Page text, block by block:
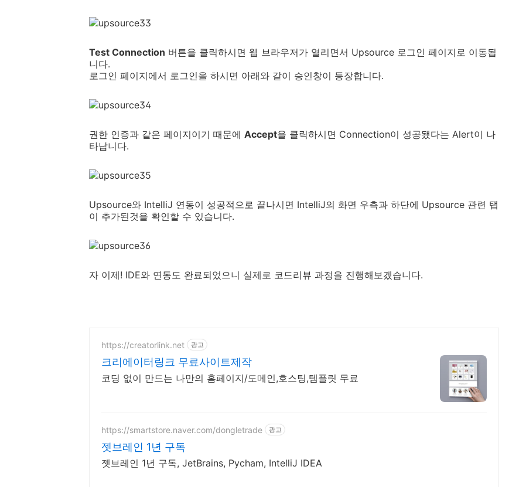
Test Connection 버튼을 클릭하시면 웹 브라우저가 열리면서 Upsource 로그인 페이지로 이동됩
니다.
로그인 페이지에서 로그인을 하시면 아래와 같이 승인창이 등장합니다.
권한 인증과 같은 페이지이기 때문에 Accept을 클릭하시면 Connection이 성공됐다는 Alert이 나
타납니다.
Upsource와 IntelliJ 연동이 성공적으로 끝나시면 IntelliJ의 화면 우측과 하단에 Upsource 관련 탭
이 추가된것을 확인할 수 있습니다.
자 이제! IDE와 연동도 완료되었으니 실제로 코드리뷰 과정을 진행해보겠습니다.
https://creatorlink.net 광고
크리에이터링크 무료사이트제작
코딩 없이 만드는 나만의 홈페이지/도메인,호스팅,템플릿 무료
https://smartstore.naver.com/dongletrade 광고
젯브레인 1년 구독
젯브레인 1년 구독, JetBrains, Pycham, IntelliJ IDEA